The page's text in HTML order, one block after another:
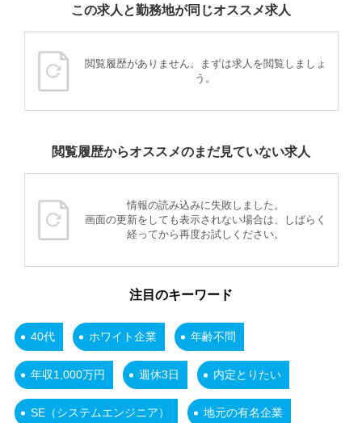
この求人と勤務地が同じオススメ求人
閲覧履歴がありません。まずは求人を閲覧しましょ
う。
閲覧履歴からオススメのまだ見ていない求人
情報の読み込みに失敗しました。
画面の更新をしても表示されない場合は、しばらく
経ってから再度お試しください。
注目のキーワード
40代 ホワイト企業 年齢不問
年収1,000万円 週休3日 内定とりたい
SE（システムエンジニア） 地元の有名企業